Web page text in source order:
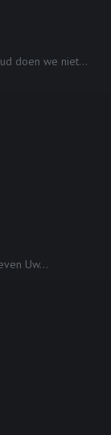
doen we niet...
Uw...